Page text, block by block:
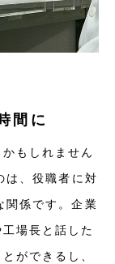
間に
もしれません
は、役職者に対
関係です。企業
場長と話した
ができるし、